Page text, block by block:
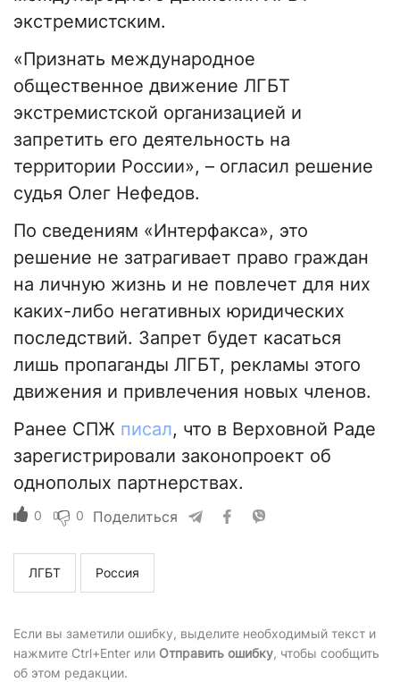
экстремистским.
«Признать международное
общественное движение ЛГБТ
экстремистской организацией и
запретить его деятельность на
территории России», – огласил решение
судья Олег Нефедов.
По сведениям «Интерфакса», это
решение не затрагивает право граждан
на личную жизнь и не повлечет для них
каких-либо негативных юридических
последствий. Запрет будет касаться
лишь пропаганды ЛГБТ, рекламы этого
движения и привлечения новых членов.
Ранее СПЖ писал, что в Верховной Раде
зарегистрировали законопроект об
однополых партнерствах.
0 0 Поделиться
ЛГБТ Россия
Если вы заметили ошибку, выделите необходимый текст и
нажмите Ctrl+Enter или Отправить ошибку, чтобы сообщить
об этом редакции.